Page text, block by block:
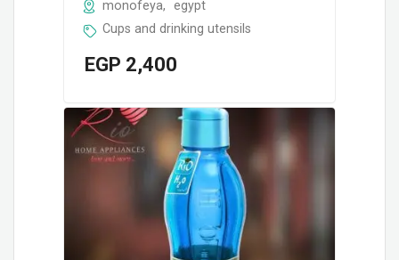
monofeya,
egypt
Cups and drinking utensils
EGP 2,400